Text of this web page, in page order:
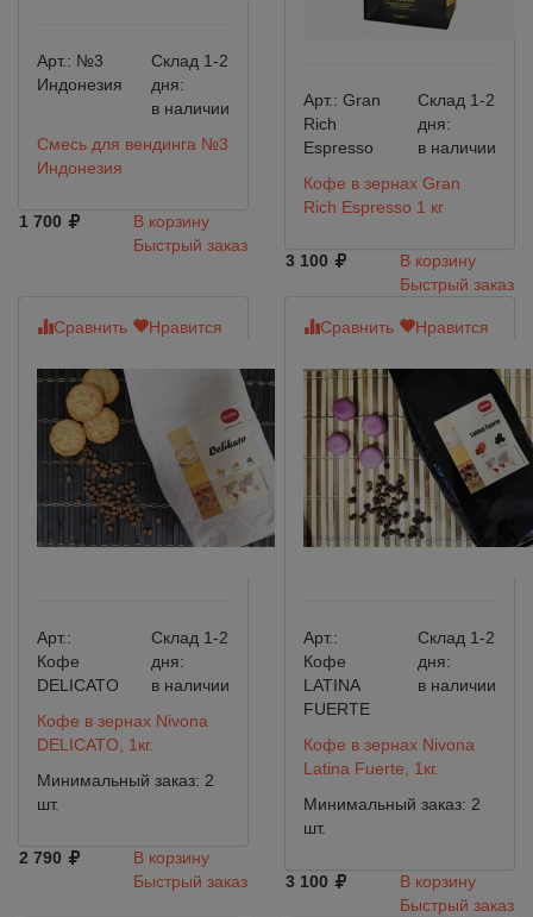
Арт.: №3
Индонезия
Склад 1-2
дня:
в наличии
Смесь для вендинга №3
Индонезия
1 700
В корзину
Быстрый заказ
Арт.: Gran
Rich
Espresso
Склад 1-2
дня:
в наличии
Кофе в зернах Gran
Rich Espresso 1 кг
3 100
В корзину
Быстрый заказ
Сравнить Нравится
Арт.:
Кофе
DELICATO
Склад 1-2
дня:
в наличии
Кофе в зернах Nivona
DELICATO, 1кг.
Минимальный заказ: 2
шт.
2 790
В корзину
Быстрый заказ
Сравнить Нравится
Арт.:
Кофе
LATINA
FUERTE
Склад 1-2
дня:
в наличии
Кофе в зернах Nivona
Latina Fuerte, 1кг.
Минимальный заказ: 2
шт.
3 100
В корзину
Быстрый заказ